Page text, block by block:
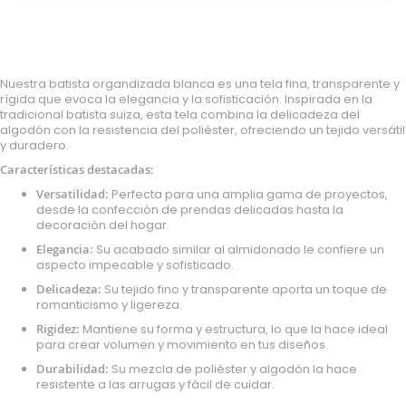
Nuestra batista organdizada blanca es una tela fina, transparente y
rígida que evoca la elegancia y la sofisticación. Inspirada en la
tradicional batista suiza, esta tela combina la delicadeza del
algodón con la resistencia del poliéster, ofreciendo un tejido versátil
y duradero.
Características destacadas:
Versatilidad: Perfecta para una amplia gama de proyectos,
desde la confección de prendas delicadas hasta la
decoración del hogar.
Elegancia: Su acabado similar al almidonado le confiere un
aspecto impecable y sofisticado.
Delicadeza: Su tejido fino y transparente aporta un toque de
romanticismo y ligereza.
Rigidez: Mantiene su forma y estructura, lo que la hace ideal
para crear volumen y movimiento en tus diseños.
Durabilidad: Su mezcla de poliéster y algodón la hace
resistente a las arrugas y fácil de cuidar.